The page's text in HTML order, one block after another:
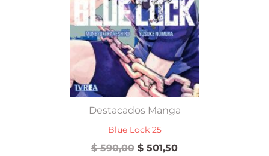
Destacados Manga
Blue Lock 25
$590,00 El
$ 501,50El